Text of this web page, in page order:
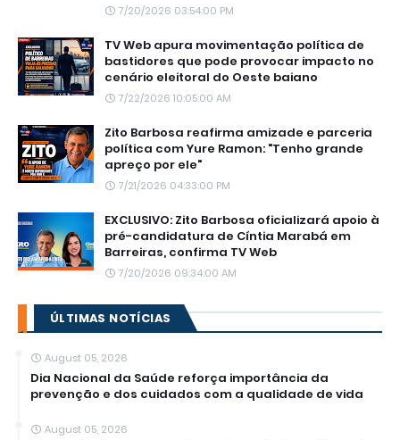
7/20/2026 03:54:00 PM
TV Web apura movimentação política de
bastidores que pode provocar impacto no
cenário eleitoral do Oeste baiano
7/22/2026 10:05:00 AM
Zito Barbosa reafirma amizade e parceria
política com Yure Ramon: "Tenho grande
apreço por ele"
7/21/2026 04:33:00 PM
EXCLUSIVO: Zito Barbosa oficializará apoio à
pré-candidatura de Cíntia Marabá em
Barreiras, confirma TV Web
7/20/2026 09:34:00 AM
ÚLTIMAS NOTÍCIAS
August 05, 2026
Dia Nacional da Saúde reforça importância da
prevenção e dos cuidados com a qualidade de vida
August 05, 2026